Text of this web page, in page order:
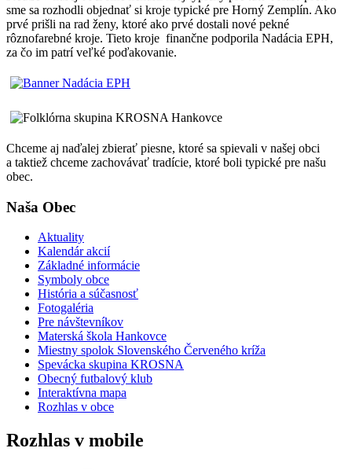
sme sa rozhodli objednať si kroje typické pre Horný Zemplín. Ako
prvé prišli na rad ženy, ktoré ako prvé dostali nové pekné
rôznofarebné kroje. Tieto kroje finančne podporila Nadácia EPH,
za čo im patrí veľké poďakovanie.
Chceme aj naďalej zbierať piesne, ktoré sa spievali v našej obci
a taktiež chceme zachovávať tradície, ktoré boli typické pre našu
obec.
Naša Obec
Aktuality
Kalendár akcií
Základné informácie
Symboly obce
História a súčasnosť
Fotogaléria
Pre návštevníkov
Materská škola Hankovce
Miestny spolok Slovenského Červeného kríža
Spevácka skupina KROSNA
Obecný futbalový klub
Interaktívna mapa
Rozhlas v obce
Rozhlas v mobile